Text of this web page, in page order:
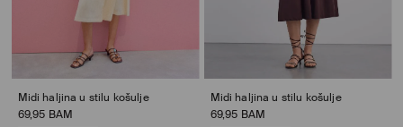
Midi haljina u stilu košulje
69,95 BAM
Midi haljina u stilu košulje
69,95 BAM